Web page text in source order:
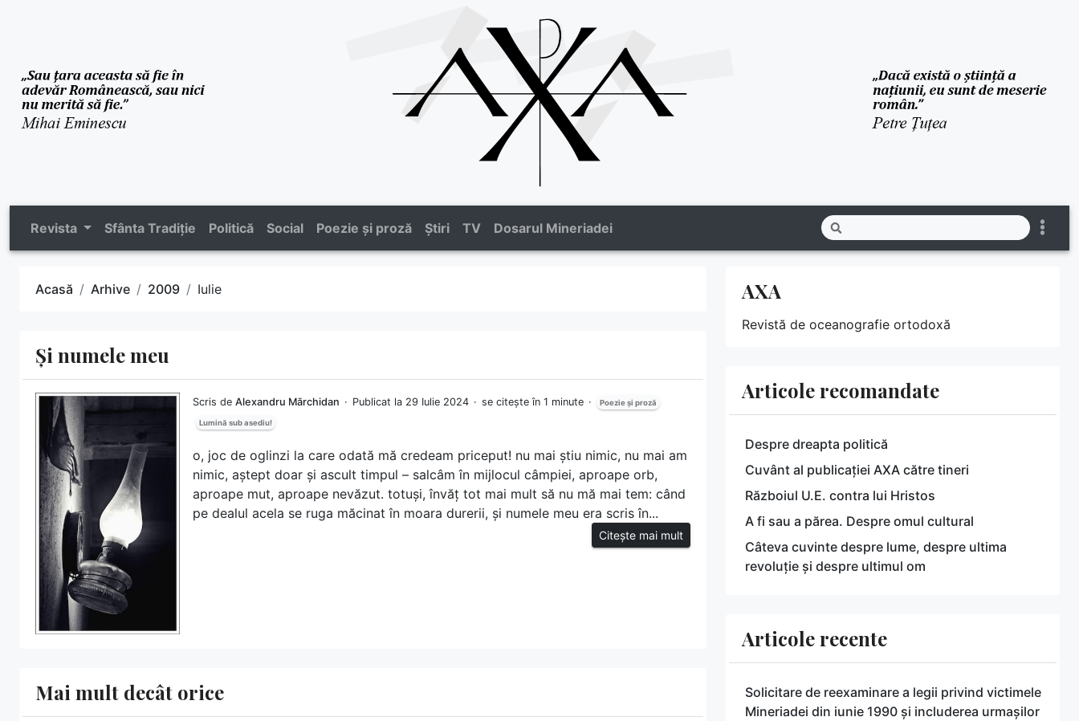
Revista Sfânta Tradiție Politică Social Poezie și proză Știri TV Dosarul Mineriadei
Acasă Arhive 2009 Iulie
Și numele meu
Scris de Alexandru Mărchidan Publicat la 29 Iulie 2024 se citește în 1 minute Poezie și proză
Lumină sub asediu!
o, joc de oglinzi la care odată mă credeam priceput! nu mai știu nimic, nu mai am
nimic, aștept doar și ascult timpul – salcâm în mijlocul câmpiei, aproape orb,
aproape mut, aproape nevăzut. totuși, învăț tot mai mult să nu mă mai tem: când
pe dealul acela se ruga măcinat în moara durerii, și numele meu era scris în...
Citește mai mult
Mai mult decât orice
AXA
Revistă de oceanografie ortodoxă
Articole recomandate
Despre dreapta politică
Cuvânt al publicației AXA către tineri
Războiul U.E. contra lui Hristos
A fi sau a părea. Despre omul cultural
Câteva cuvinte despre lume, despre ultima
revoluție și despre ultimul om
Articole recente
Solicitare de reexaminare a legii privind victimele
Mineriadei din iunie 1990 și includerea urmașilor